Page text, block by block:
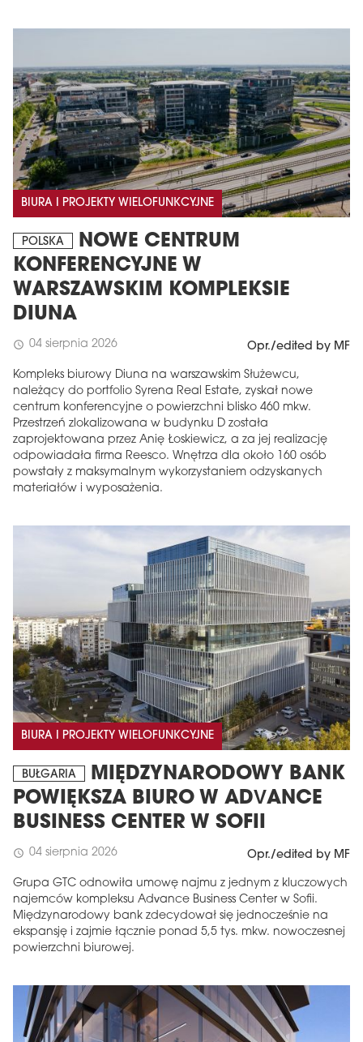
BIURA I PROJEKTY WIELOFUNKCYJNE
POLSKA
NOWE CENTRUM
KONFERENCYJNE W
WARSZAWSKIM KOMPLEKSIE
DIUNA
schedule 04 sierpnia 2026 Opr./edited by MF
Kompleks biurowy Diuna na warszawskim Służewcu,
należący do portfolio Syrena Real Estate, zyskał nowe
centrum konferencyjne o powierzchni blisko 460 mkw.
Przestrzeń zlokalizowana w budynku D została
zaprojektowana przez Anię Łoskiewicz, a za jej realizację
odpowiadała firma Reesco. Wnętrza dla około 160 osób
powstały z maksymalnym wykorzystaniem odzyskanych
materiałów i wyposażenia.
BIURA I PROJEKTY WIELOFUNKCYJNE
BUŁGARIA
MIĘDZYNARODOWY BANK
POWIĘKSZA BIURO W ADVANCE
BUSINESS CENTER W SOFII
schedule 04 sierpnia 2026 Opr./edited by MF
Grupa GTC odnowiła umowę najmu z jednym z kluczowych
najemców kompleksu Advance Business Center w Sofii.
Międzynarodowy bank zdecydował się jednocześnie na
ekspansję i zajmie łącznie ponad 5,5 tys. mkw. nowoczesnej
powierzchni biurowej.